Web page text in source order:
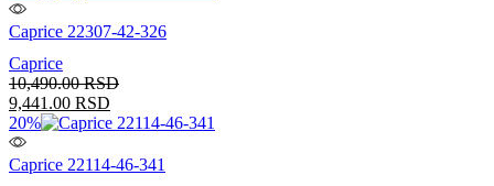
Caprice 22307-42-326
Caprice
10,490.00RSD
9,441.00 RSD
20%
Caprice 22114-46-341